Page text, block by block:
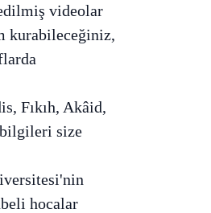
videolar
kurabileceğiniz,
Fıkıh, Akâid,
size
hocalar